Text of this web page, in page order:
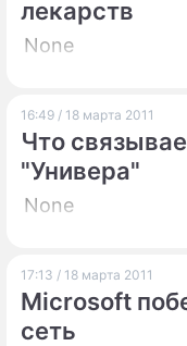
лекарств
None
16:49 / 18 марта 2011
Что
"Универа"
None
17:13 / 18 марта 2011
Microsoft
сеть